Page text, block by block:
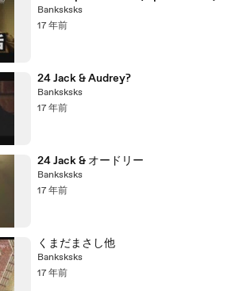
Banksksks
17 年前
24 Jack & Audrey?
Banksksks
17 年前
24 Jack & オードリー
Banksksks
17 年前
くまだまさし他
Banksksks
17 年前